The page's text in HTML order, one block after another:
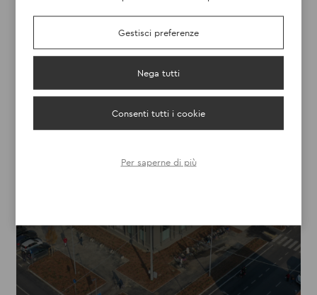
Gestisci preferenze
Nega tutti
Consenti tutti i cookie
Per saperne di più